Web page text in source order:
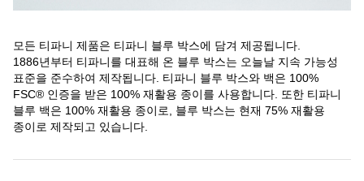
모든 티파니 제품은 티파니 블루 박스에 담겨 제공됩니다.
1886년부터 티파니를 대표해 온 블루 박스는 오늘날 지속 가능성
표준을 준수하여 제작됩니다. 티파니 블루 박스와 백은 100%
FSC® 인증을 받은 100% 재활용 종이를 사용합니다. 또한 티파니
블루 백은 100% 재활용 종이로, 블루 박스는 현재 75% 재활용
종이로 제작되고 있습니다.